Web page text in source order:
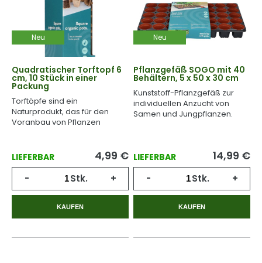
Neu
Quadratischer Torftopf 6
cm, 10 Stück in einer
Packung
Torftöpfe sind ein
Naturprodukt, das für den
Voranbau von Pflanzen
LIEFERBAR 4,99 €
- Stk. +
KAUFEN
Neu
Pflanzgefäß SOGO mit 40
Behältern, 5 x 50 x 30 cm
Kunststoff-Pflanzgefäß zur
individuellen Anzucht von
Samen und Jungpflanzen.
LIEFERBAR 14,99 €
- Stk. +
KAUFEN